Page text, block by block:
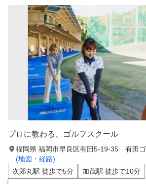
プロに教わる、ゴルフスクール
福岡県 福岡市早良区有田5-19‐35 有田
(地図・経路)
次郎丸駅 徒歩で5分
加茂駅 徒歩で10分